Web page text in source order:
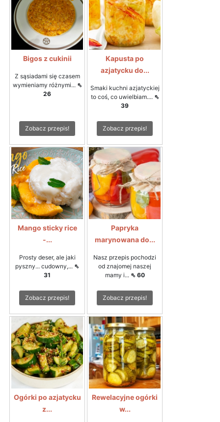
Bigos z cukinii
Z sąsiadami się czasem
wymieniamy różnymi... ⇖
26
Zobacz przepis!
Kapusta po
azjatycku do...
Smaki kuchni azjatyckiej
to coś, co uwielbiam.... ⇖
39
Zobacz przepis!
Mango sticky rice
-...
Prosty deser, ale jaki
pyszny... cudowny,... ⇖
31
Zobacz przepis!
Papryka
marynowana do...
Nasz przepis pochodzi
od znajomej naszej
mamy i... ⇖ 60
Zobacz przepis!
Ogórki po azjatycku
z...
Rewelacyjne ogórki
w...